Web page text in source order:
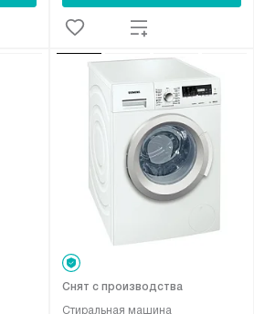
Стиральная машина
Снят с производства